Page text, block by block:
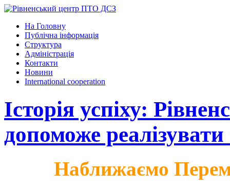
На Головну
Публічна інформація
Структура
Адміністрація
Контакти
Новини
International cooperation
Історія успіху:
допоможе
Наближаємо